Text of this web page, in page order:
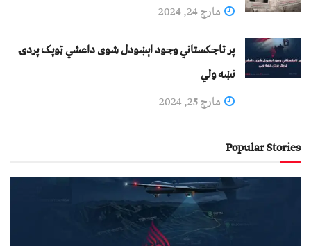
مارچ 24, 2024
پر تاجکستاني وجود اېښودل شوی داعشي ټوپک پردۍ
نښه ولي
مارچ 25, 2024
Popular Stories